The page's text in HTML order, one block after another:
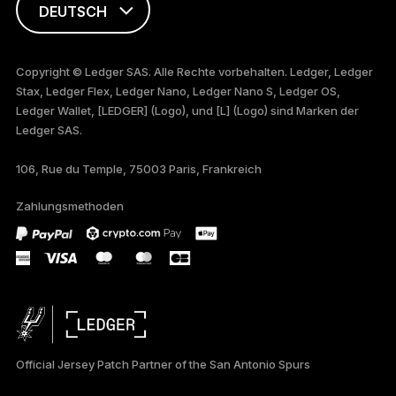
DEUTSCH
TÜRKÇE
PORTUGUÊS
ESPAÑOL
РУССКИЙ
简体中文
한국어
Copyright © Ledger SAS. Alle Rechte vorbehalten. Ledger, Ledger
Stax, Ledger Flex, Ledger Nano, Ledger Nano S, Ledger OS,
Ledger Wallet, [LEDGER] (Logo), und [L] (Logo) sind Marken der
Ledger SAS.
106, Rue du Temple, 75003 Paris, Frankreich
Zahlungsmethoden
Official Jersey Patch Partner of the San Antonio Spurs